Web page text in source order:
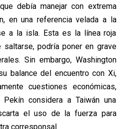
debía manejar con extrema
en una referencia velada a la
a la isla. Esta es la línea roja
saltarse, podría poner en grave
Sin embargo, Washington
balance del encuentro con Xi,
cuestiones económicas,
considera a Taiwán una
el uso de la fuerza para
corresponsal.